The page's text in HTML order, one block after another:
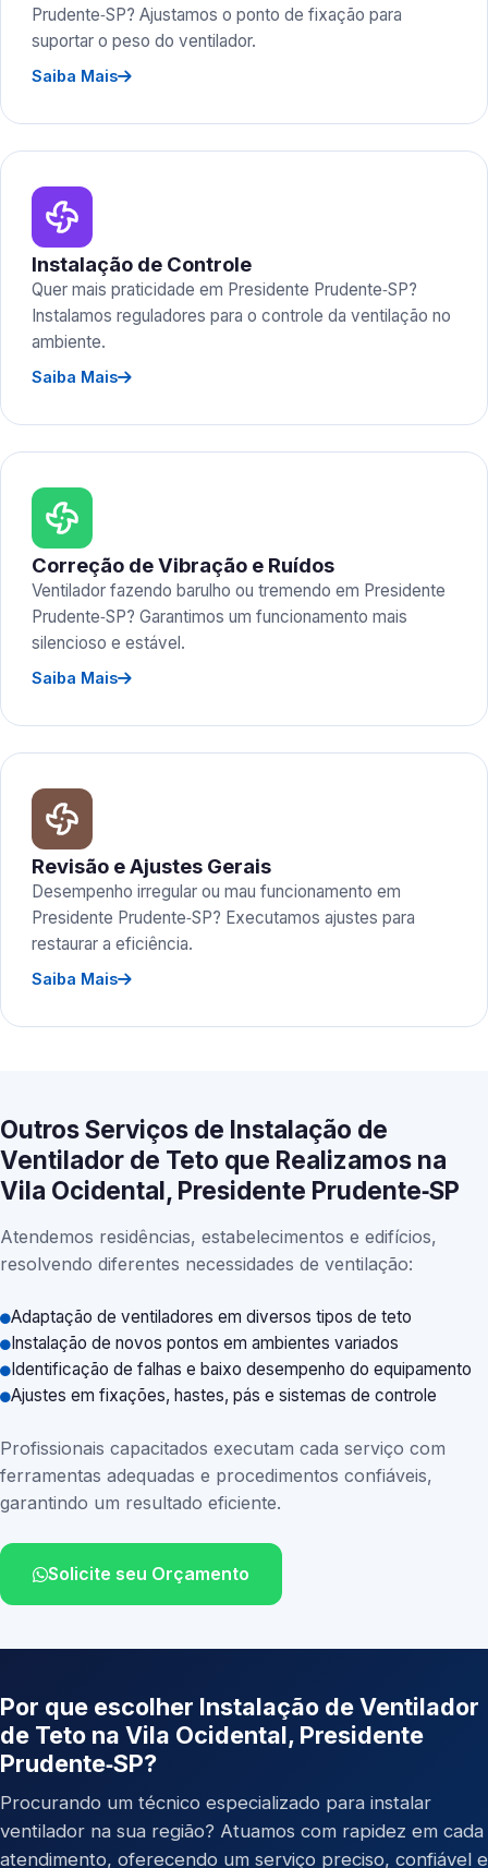
Prudente‑SP? Ajustamos o ponto de fixação para
suportar o peso do ventilador.
Saiba Mais
Instalação de Controle
Quer mais praticidade em Presidente Prudente‑SP?
Instalamos reguladores para o controle da ventilação no
ambiente.
Saiba Mais
Correção de Vibração e Ruídos
Ventilador fazendo barulho ou tremendo em Presidente
Prudente‑SP? Garantimos um funcionamento mais
silencioso e estável.
Saiba Mais
Revisão e Ajustes Gerais
Desempenho irregular ou mau funcionamento em
Presidente Prudente‑SP? Executamos ajustes para
restaurar a eficiência.
Saiba Mais
Outros Serviços de Instalação de
Ventilador de Teto que Realizamos na
Vila Ocidental, Presidente Prudente‑SP
Atendemos residências, estabelecimentos e edifícios,
resolvendo diferentes necessidades de ventilação:
Adaptação de ventiladores em diversos tipos de teto
Instalação de novos pontos em ambientes variados
Identificação de falhas e baixo desempenho do equipamento
Ajustes em fixações, hastes, pás e sistemas de controle
Profissionais capacitados executam cada serviço com
ferramentas adequadas e procedimentos confiáveis,
garantindo um resultado eficiente.
Solicite seu Orçamento
Por que escolher Instalação de Ventilador
de Teto na Vila Ocidental, Presidente
Prudente‑SP?
Procurando um técnico especializado para instalar
ventilador na sua região? Atuamos com rapidez em cada
atendimento, oferecendo um serviço preciso, confiável e